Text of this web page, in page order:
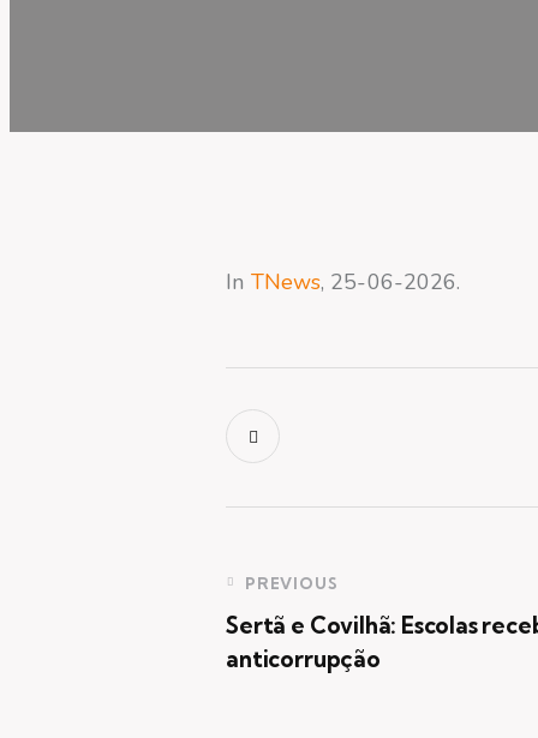
In TNews, 25-06-2026.
Navegação
de
PREVIOUS
Sertã e Covilhã: Escolas
anticorrupção